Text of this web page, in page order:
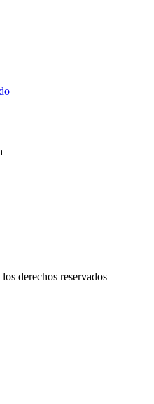
derechos reservados